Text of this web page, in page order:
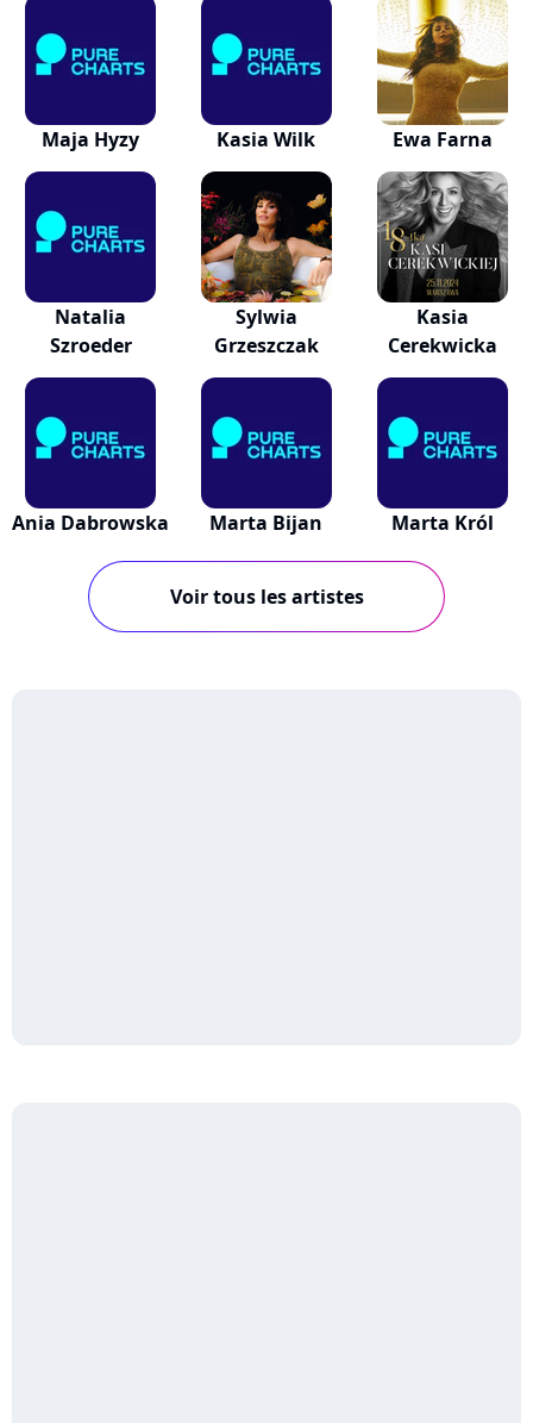
Maja Hyzy Kasia Wilk Ewa Farna
Natalia
Szroeder
Sylwia
Grzeszczak
Kasia
Cerekwicka
Ania Dabrowska Marta Bijan Marta Król
Voir tous les artistes